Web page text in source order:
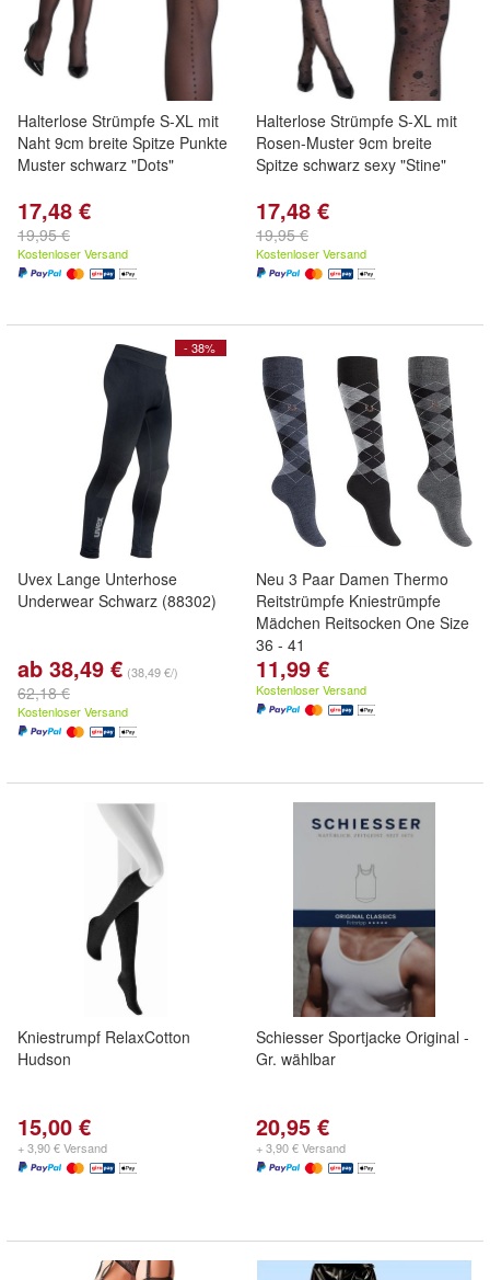
Halterlose Strümpfe S-XL mit
Naht 9cm breite Spitze Punkte
Muster schwarz "Dots"
17,48 €
19,95 €
Kostenloser Versand
Halterlose Strümpfe S-XL mit
Rosen-Muster 9cm breite
Spitze schwarz sexy "Stine"
17,48 €
19,95 €
Kostenloser Versand
- 38%
Uvex Lange Unterhose
Underwear Schwarz (88302)
ab 38,49 € (38,49 €/)
62,18 €
Kostenloser Versand
Neu 3 Paar Damen Thermo
Reitstrümpfe Kniestrümpfe
Mädchen Reitsocken One Size
36 - 41
11,99 €
Kostenloser Versand
Kniestrumpf RelaxCotton
Hudson
15,00 €
+ 3,90 € Versand
Schiesser Sportjacke Original -
Gr. wählbar
20,95 €
+ 3,90 € Versand